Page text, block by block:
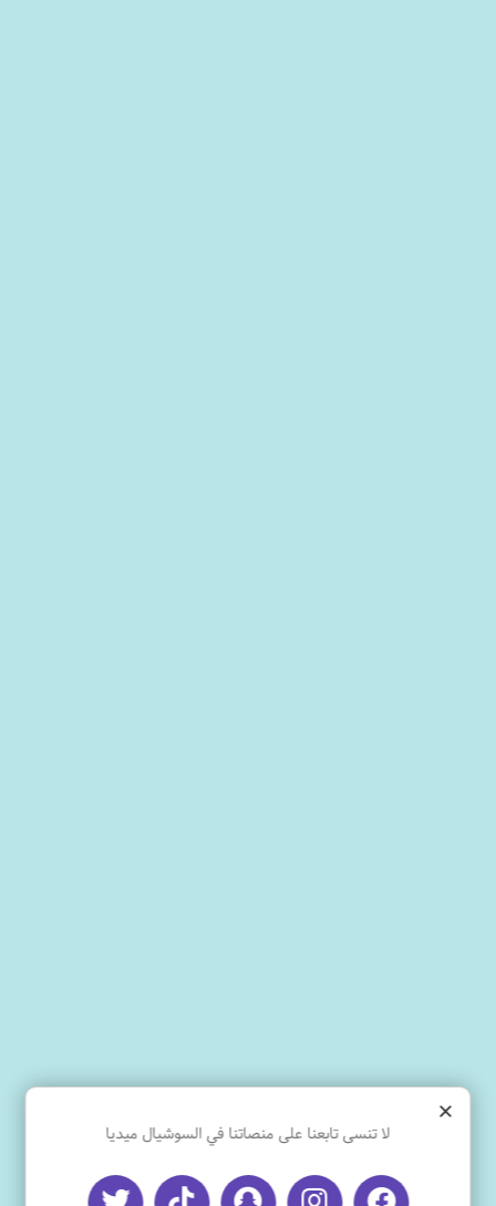
×
لا تنسى تابعنا على منصاتنا في السوشيال ميديا